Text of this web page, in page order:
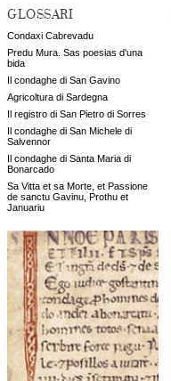
GLOSSARI
Condaxi Cabrevadu
Predu Mura. Sas poesias d'una
bida
Il condaghe di San Gavino
Agricoltura di Sardegna
Il registro di San Pietro di Sorres
Il condaghe di San Michele di
Salvennor
Il condaghe di Santa Maria di
Bonarcado
Sa Vitta et sa Morte, et Passione
de sanctu Gavinu, Prothu et
Januariu